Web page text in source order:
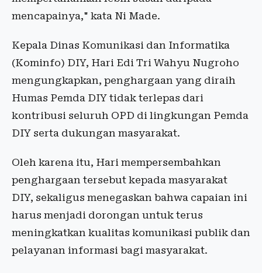
mencapainya," kata Ni Made.
Kepala Dinas Komunikasi dan Informatika
(Kominfo) DIY, Hari Edi Tri Wahyu Nugroho
mengungkapkan, penghargaan yang diraih
Humas Pemda DIY tidak terlepas dari
kontribusi seluruh OPD di lingkungan Pemda
DIY serta dukungan masyarakat.
Oleh karena itu, Hari mempersembahkan
penghargaan tersebut kepada masyarakat
DIY, sekaligus menegaskan bahwa capaian ini
harus menjadi dorongan untuk terus
meningkatkan kualitas komunikasi publik dan
pelayanan informasi bagi masyarakat.